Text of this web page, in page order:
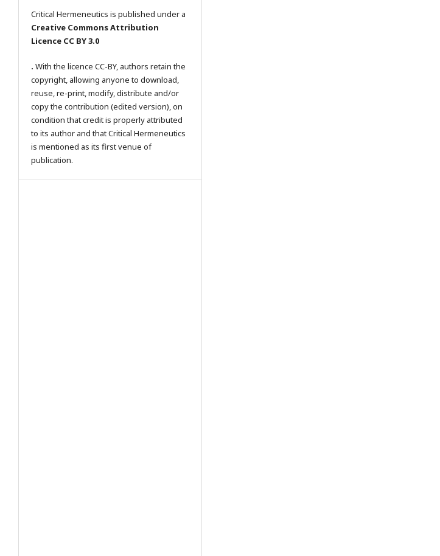
Critical Hermeneutics is published under a
Creative Commons Attribution
Licence CC BY 3.0
. With the licence CC-BY, authors retain the
copyright, allowing anyone to download,
reuse, re-print, modify, distribute and/or
copy the contribution (edited version), on
condition that credit is properly attributed
to its author and that Critical Hermeneutics
is mentioned as its first venue of
publication.